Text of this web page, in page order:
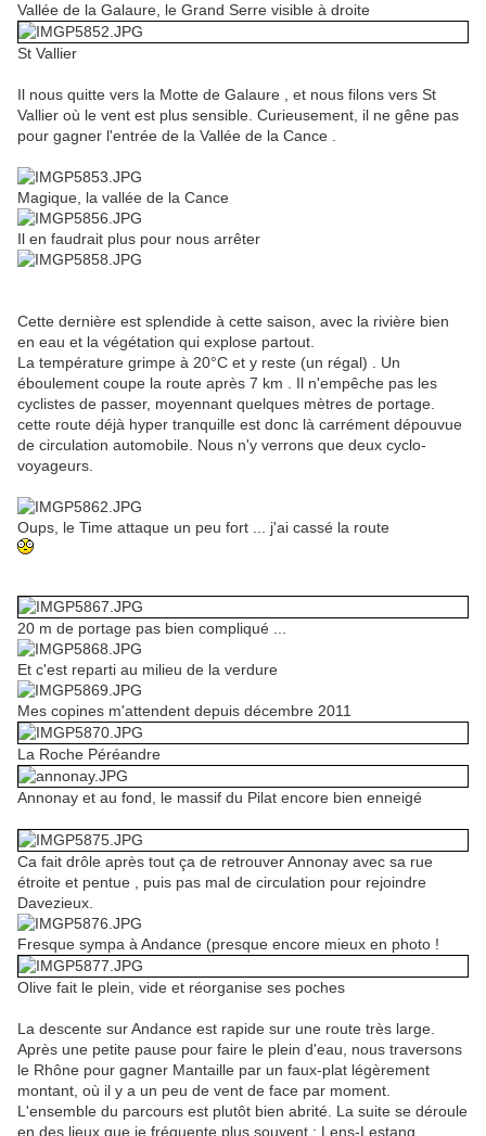
Vallée de la Galaure, le Grand Serre visible à droite
St Vallier
Il nous quitte vers la Motte de Galaure , et nous filons vers St
Vallier où le vent est plus sensible. Curieusement, il ne gêne pas
pour gagner l'entrée de la Vallée de la Cance .
Magique, la vallée de la Cance
Il en faudrait plus pour nous arrêter
Cette dernière est splendide à cette saison, avec la rivière bien
en eau et la végétation qui explose partout.
La température grimpe à 20°C et y reste (un régal) . Un
éboulement coupe la route après 7 km . Il n'empêche pas les
cyclistes de passer, moyennant quelques mètres de portage.
cette route déjà hyper tranquille est donc là carrément dépouvue
de circulation automobile. Nous n'y verrons que deux cyclo-
voyageurs.
Oups, le Time attaque un peu fort ... j'ai cassé la route
20 m de portage pas bien compliqué ...
Et c'est reparti au milieu de la verdure
Mes copines m'attendent depuis décembre 2011
La Roche Péréandre
Annonay et au fond, le massif du Pilat encore bien enneigé
Ca fait drôle après tout ça de retrouver Annonay avec sa rue
étroite et pentue , puis pas mal de circulation pour rejoindre
Davezieux.
Fresque sympa à Andance (presque encore mieux en photo !
Olive fait le plein, vide et réorganise ses poches
La descente sur Andance est rapide sur une route très large.
Après une petite pause pour faire le plein d'eau, nous traversons
le Rhône pour gagner Mantaille par un faux-plat légèrement
montant, où il y a un peu de vent de face par moment.
L'ensemble du parcours est plutôt bien abrité. La suite se déroule
en des lieux que je fréquente plus souvent : Lens-Lestang,